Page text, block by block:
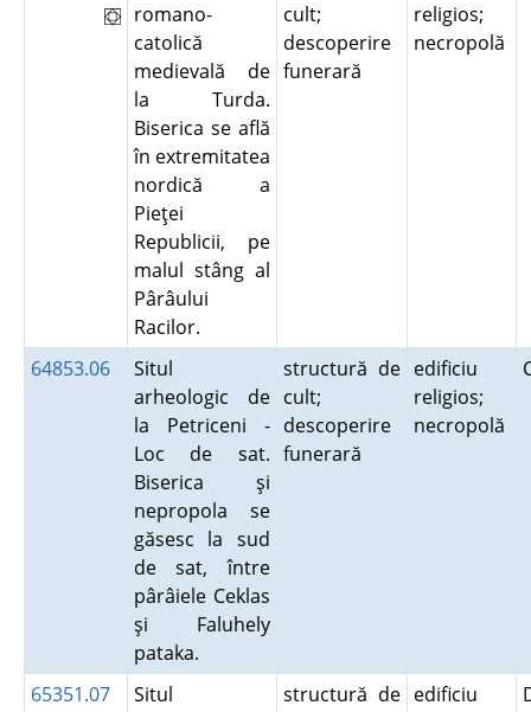
romano-
catolică
medievală de
la Turda.
Biserica se află
în extremitatea
nordică a
Pieţei
Republicii, pe
malul stâng al
Pârâului
Racilor.
cult;
descoperire
funerară
religios;
necropolă
64853.06
Situl
arheologic de
la Petriceni -
Loc de sat.
Biserica şi
nepropola se
găsesc la sud
de sat, între
pârâiele Ceklas
şi Faluhely
pataka.
structură de
cult;
descoperire
funerară
edificiu
religios;
necropolă
65351.07
Situl
structură de edificiu